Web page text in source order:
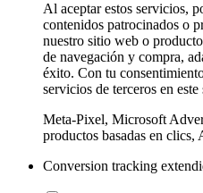
Al aceptar estos servicios,
contenidos patrocinados o
nuestro sitio web o
de navegación y compra,
éxito. Con tu
servicios de terceros en
Meta-Pixel, Microsoft
productos basadas en clics,
Conversion tracking